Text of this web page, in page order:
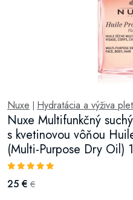
Nuxe Hydratácia a výživa
Nuxe Multifunkčný
s kvetinovou vôňou
(Multi-Purpose Dry Oil)
25 € €